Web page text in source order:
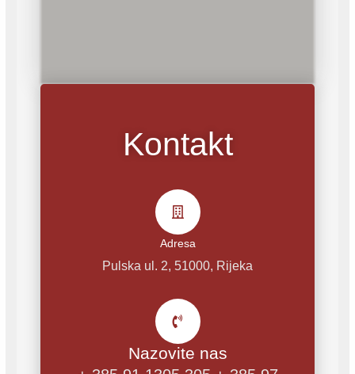
Kontakt
Adresa
Pulska ul. 2, 51000, Rijeka
Nazovite nas